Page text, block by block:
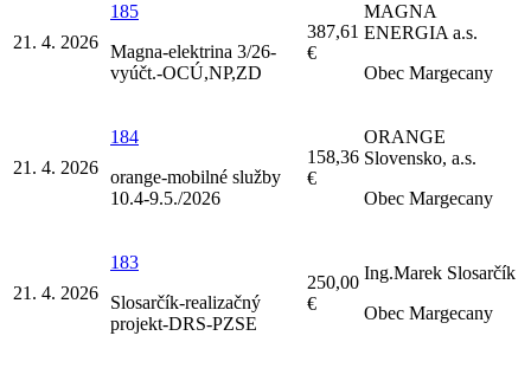
21. 4. 2026
185
Magna-elektrina 3/26-
vyúčt.-OCÚ,NP,ZD
387,61
€
MAGNA
ENERGIA a.s.
Obec Margecany
21. 4. 2026
184
orange-mobilné služby
10.4-9.5./2026
158,36
€
ORANGE
Slovensko, a.s.
Obec Margecany
21. 4. 2026
183
Slosarčík-realizačný
projekt-DRS-PZSE
250,00
€
Ing.Marek Slosarčík
Obec Margecany